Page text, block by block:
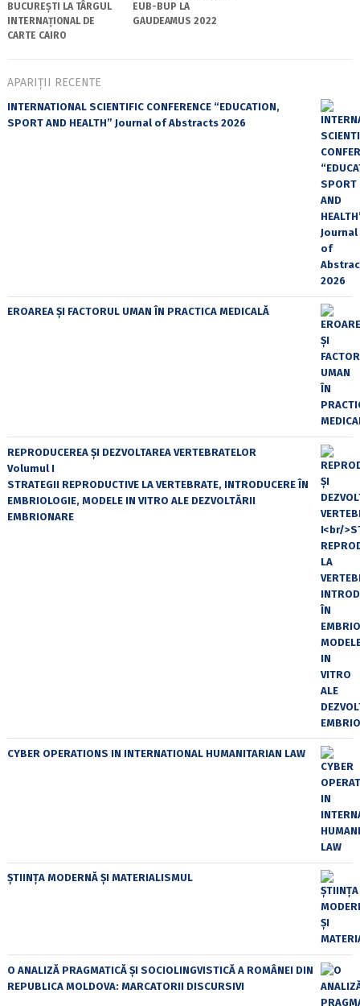
BUCUREȘTI LA TÂRGUL
INTERNAȚIONAL DE
CARTE CAIRO
EUB-BUP LA
GAUDEAMUS 2022
APARIȚII RECENTE
INTERNATIONAL SCIENTIFIC CONFERENCE “EDUCATION,
SPORT AND HEALTH” Journal of Abstracts 2026
EROAREA ȘI FACTORUL UMAN ÎN PRACTICA MEDICALĂ
REPRODUCEREA ȘI DEZVOLTAREA VERTEBRATELOR
Volumul I
STRATEGII REPRODUCTIVE LA VERTEBRATE, INTRODUCERE ÎN
EMBRIOLOGIE, MODELE IN VITRO ALE DEZVOLTĂRII
EMBRIONARE
CYBER OPERATIONS IN INTERNATIONAL HUMANITARIAN LAW
ȘTIINȚA MODERNĂ ȘI MATERIALISMUL
O ANALIZĂ PRAGMATICĂ ȘI SOCIOLINGVISTICĂ A ROMÂNEI DIN
REPUBLICA MOLDOVA: MARCATORII DISCURSIVI